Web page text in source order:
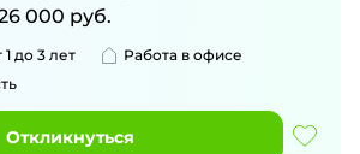
000 руб.
1 до 3 лет
Работа в офисе
Откликнуться